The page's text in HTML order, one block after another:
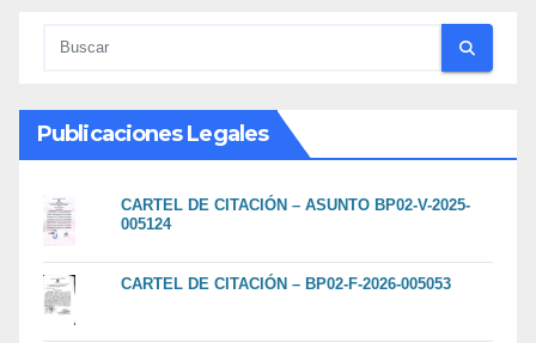
Publicaciones Legales
CARTEL DE CITACIÓN – ASUNTO BP02-V-2025-
005124
CARTEL DE CITACIÓN – BP02-F-2026-005053